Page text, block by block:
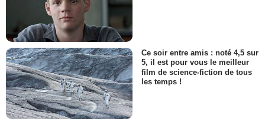
Ce soir entre amis : noté 4,5 sur
5, il est pour vous le meilleur
film de science-fiction de tous
les temps !